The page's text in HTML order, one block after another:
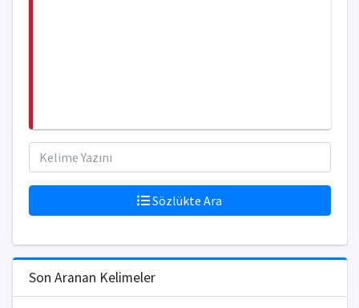
Sözlükte Ara
Son Aranan Kelimeler